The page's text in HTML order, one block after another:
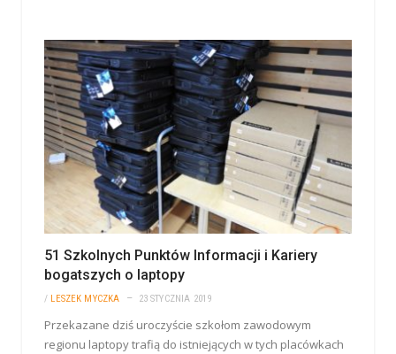
51 Szkolnych Punktów Informacji i Kariery
bogatszych o laptopy
/ LESZEK MYCZKA 23 STYCZNIA 2019
Przekazane dziś uroczyście szkołom zawodowym
regionu laptopy trafią do istniejących w tych placówkach